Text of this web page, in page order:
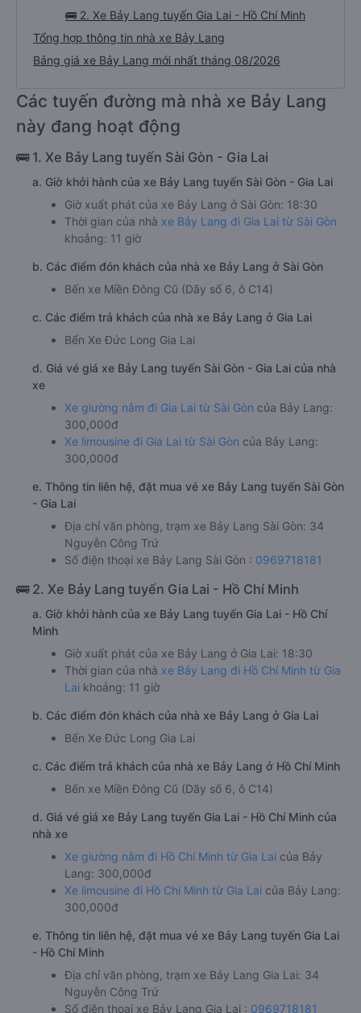
🚌 2. Xe Bảy Lang tuyến Gia Lai - Hồ Chí Minh
Tổng hợp thông tin nhà xe Bảy Lang
Bảng giá xe Bảy Lang mới nhất tháng 08/2026
Các tuyến đường mà nhà xe Bảy Lang
này đang hoạt động
🚌 1. Xe Bảy Lang tuyến Sài Gòn - Gia Lai
a. Giờ khởi hành của xe Bảy Lang tuyến Sài Gòn - Gia Lai
Giờ xuất phát của xe Bảy Lang ở Sài Gòn: 18:30
Thời gian của nhà xe Bảy Lang đi Gia Lai từ Sài Gòn
khoảng: 11 giờ
b. Các điểm đón khách của nhà xe Bảy Lang ở Sài Gòn
Bến xe Miền Đông Cũ (Dãy số 6, ô C14)
c. Các điểm trả khách của nhà xe Bảy Lang ở Gia Lai
Bến Xe Đức Long Gia Lai
d. Giá vé giá xe Bảy Lang tuyến Sài Gòn - Gia Lai của nhà
xe
Xe giường nằm đi Gia Lai từ Sài Gòn của Bảy Lang:
300,000đ
Xe limousine đi Gia Lai từ Sài Gòn của Bảy Lang:
300,000đ
e. Thông tin liên hệ, đặt mua vé xe Bảy Lang tuyến Sài Gòn
- Gia Lai
Địa chỉ văn phòng, trạm xe Bảy Lang Sài Gòn: 34
Nguyễn Công Trứ
Số điện thoại xe Bảy Lang Sài Gòn : 0969718181
🚌 2. Xe Bảy Lang tuyến Gia Lai - Hồ Chí Minh
a. Giờ khởi hành của xe Bảy Lang tuyến Gia Lai - Hồ Chí
Minh
Giờ xuất phát của xe Bảy Lang ở Gia Lai: 18:30
Thời gian của nhà xe Bảy Lang đi Hồ Chí Minh từ Gia
Lai khoảng: 11 giờ
b. Các điểm đón khách của nhà xe Bảy Lang ở Gia Lai
Bến Xe Đức Long Gia Lai
c. Các điểm trả khách của nhà xe Bảy Lang ở Hồ Chí Minh
Bến xe Miền Đông Cũ (Dãy số 6, ô C14)
d. Giá vé giá xe Bảy Lang tuyến Gia Lai - Hồ Chí Minh của
nhà xe
Xe giường nằm đi Hồ Chí Minh từ Gia Lai của Bảy
Lang: 300,000đ
Xe limousine đi Hồ Chí Minh từ Gia Lai của Bảy Lang:
300,000đ
e. Thông tin liên hệ, đặt mua vé xe Bảy Lang tuyến Gia Lai
- Hồ Chí Minh
Địa chỉ văn phòng, trạm xe Bảy Lang Gia Lai: 34
Nguyễn Công Trứ
Số điện thoại xe Bảy Lang Gia Lai : 0969718181